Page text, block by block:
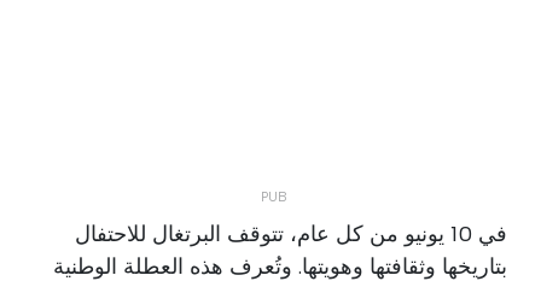
في 10 يونيو من كل عام، تتوقف البرتغال للاحتفال
بتاريخها وثقافتها وهويتها. وتُعرف هذه العطلة الوطنية